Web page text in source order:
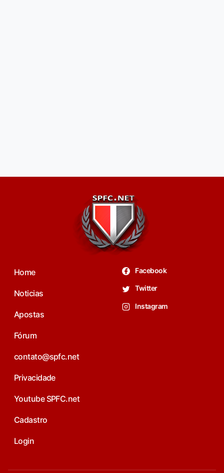
Home
Noticias
Apostas
Fórum
contato@spfc.net
Privacidade
Youtube SPFC.net
Cadastro
Login
Facebook
Twitter
Instagram